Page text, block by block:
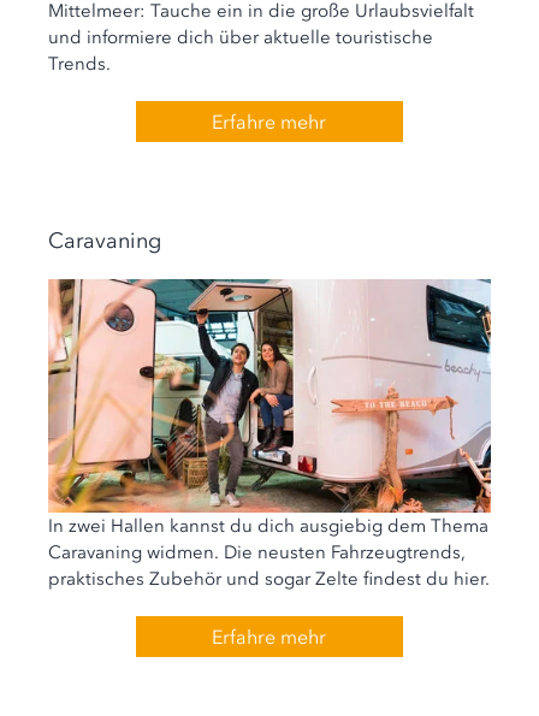
Mittelmeer: Tauche ein in die große Urlaubsvielfalt
und in­for­mie­re dich über ak­tu­elle touris­tische
Trends.
Erfahre mehr
Caravaning
In zwei Hallen kannst du dich ausgiebig dem Thema
Caravaning widmen. Die neusten Fahrzeugtrends,
praktisches Zubehör und sogar Zelte findest du hier.
Erfahre mehr